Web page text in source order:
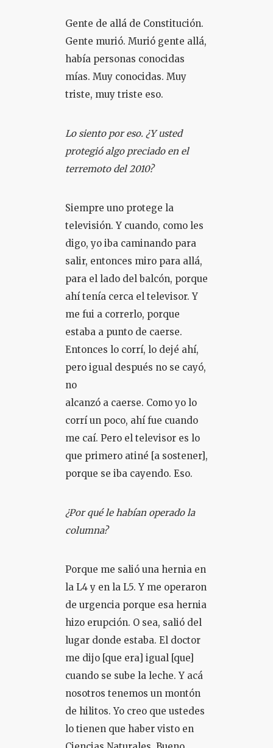
Gente de allá de Constitución.
Gente murió. Murió gente allá,
había personas conocidas
mías. Muy conocidas. Muy
triste, muy triste eso.
Lo siento por eso. ¿Y usted
protegió algo preciado en el
terremoto del 2010?
Siempre uno protege la
televisión. Y cuando, como les
digo, yo iba caminando para
salir, entonces miro para allá,
para el lado del balcón, porque
ahí tenía cerca el televisor. Y
me fui a correrlo, porque
estaba a punto de caerse.
Entonces lo corrí, lo dejé ahí,
pero igual después no se cayó,
no
alcanzó a caerse. Como yo lo
corrí un poco, ahí fue cuando
me caí. Pero el televisor es lo
que primero atiné [a sostener],
porque se iba cayendo. Eso.
¿Por qué le habían operado la
columna?
Porque me salió una hernia en
la L4 y en la L5. Y me operaron
de urgencia porque esa hernia
hizo erupción. O sea, salió del
lugar donde estaba. El doctor
me dijo [que era] igual [que]
cuando se sube la leche. Y acá
nosotros tenemos un montón
de hilitos. Yo creo que ustedes
lo tienen que haber visto en